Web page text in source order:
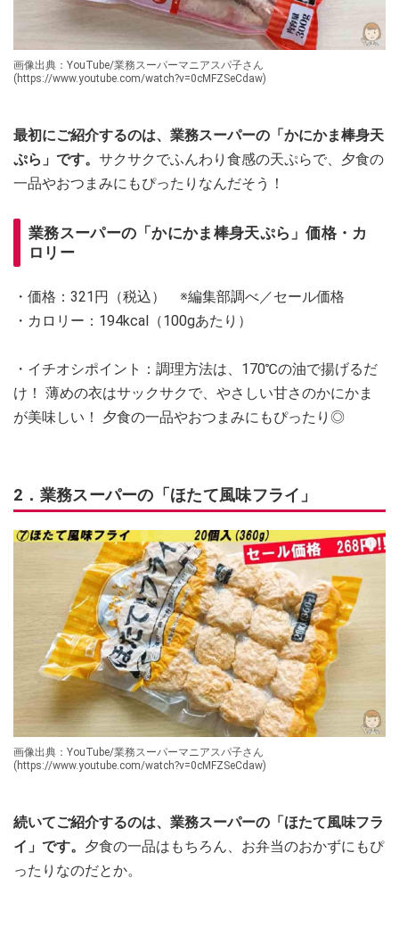
画像出典：YouTube/業務スーパーマニアスパ子さん
(https://www.youtube.com/watch?v=0cMFZSeCdaw)
最初にご紹介するのは、業務スーパーの「かにかま棒身天
ぷら」です。 サクサクでふんわり食感の天ぷらで、夕食の
一品やおつまみにもぴったりなんだそう！
業務スーパーの「かにかま棒身天ぷら」価格・カ
ロリー
・価格：321円（税込） ※編集部調べ／セール価格
・カロリー：194kcal（100gあたり）
・イチオシポイント：調理方法は、170℃の油で揚げるだ
け！ 薄めの衣はサックサクで、やさしい甘さのかにかま
が美味しい！ 夕食の一品やおつまみにもぴったり◎
2．業務スーパーの「ほたて風味フライ」
画像出典：YouTube/業務スーパーマニアスパ子さん
(https://www.youtube.com/watch?v=0cMFZSeCdaw)
続いてご紹介するのは、業務スーパーの「ほたて風味フラ
イ」です。 夕食の一品はもちろん、お弁当のおかずにもぴ
ったりなのだとか。